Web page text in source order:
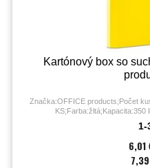
Kartónový box so
Značka:OFFICE products;Počet
KS;Farba:žltá;Kapacita:350
1-
6,01